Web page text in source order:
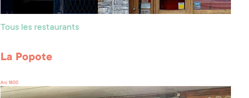
Tous les restaurants
La Popote
Arc 1800